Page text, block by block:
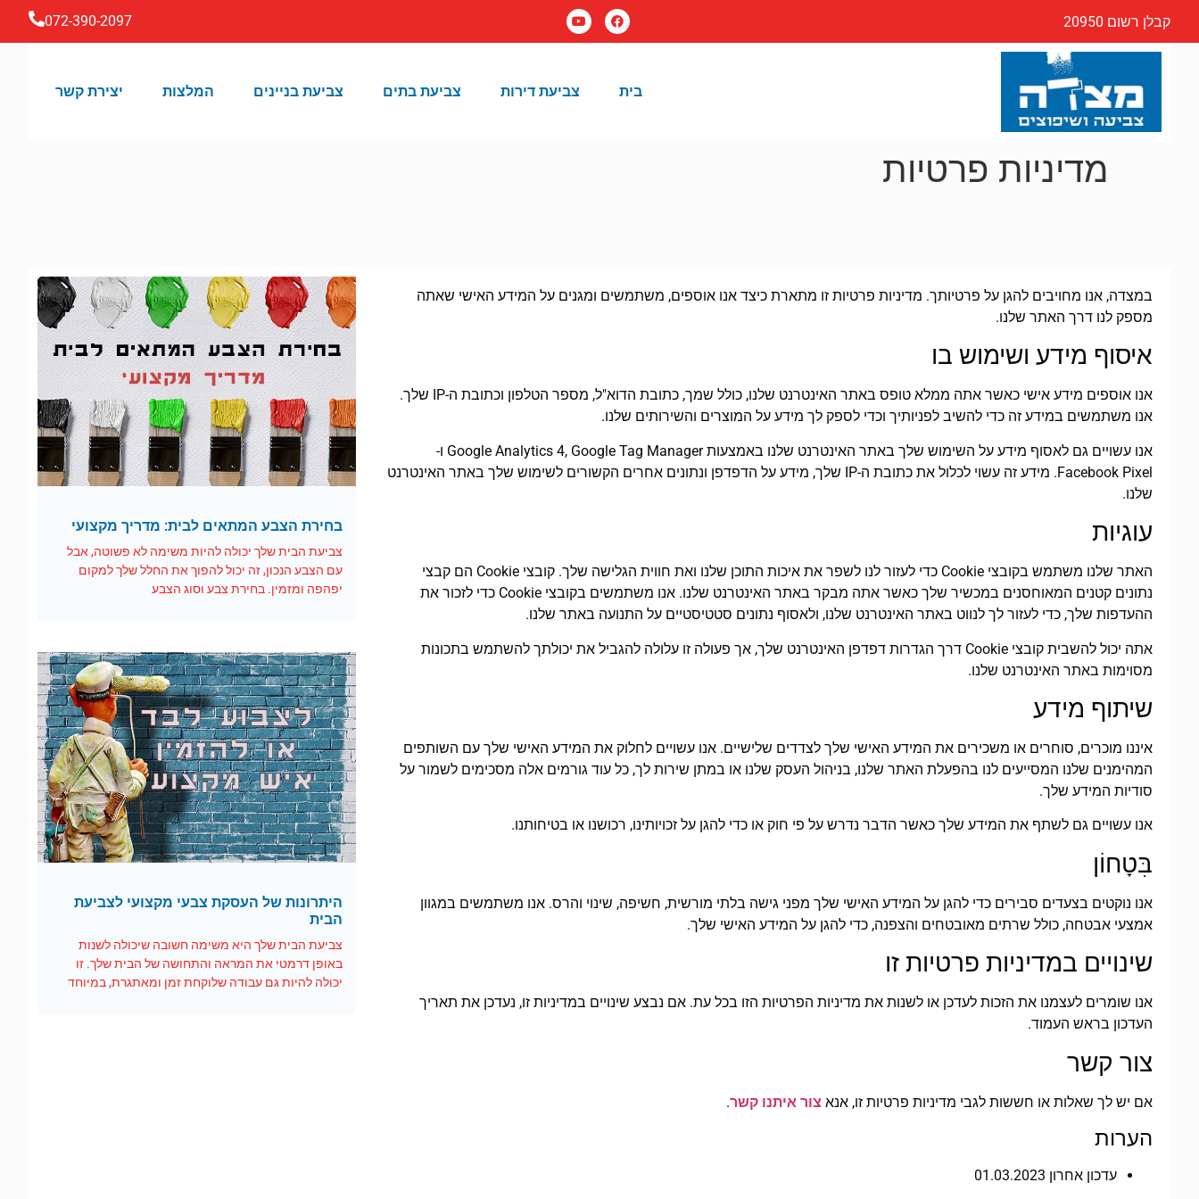
קבלן רשום 20950 072-390-2097
בית צביעת דירות צביעת בתים צביעת בניינים המלצות יצירת קשר
מדיניות פרטיות
במצדה, אנו מחויבים להגן על פרטיותך. מדיניות פרטיות זו מתארת כיצד אנו אוספים, משתמשים ומגנים על המידע האישי שאתה
מספק לנו דרך האתר שלנו.
איסוף מידע ושימוש בו
אנו אוספים מידע אישי כאשר אתה ממלא טופס באתר האינטרנט שלנו, כולל שמך, כתובת הדוא"ל, מספר הטלפון וכתובת ה-IP שלך.
אנו משתמשים במידע זה כדי להשיב לפניותיך וכדי לספק לך מידע על המוצרים והשירותים שלנו.
אנו עשויים גם לאסוף מידע על השימוש שלך באתר האינטרנט שלנו באמצעות Google Analytics 4, Google Tag Manager ו-
Facebook Pixel. מידע זה עשוי לכלול את כתובת ה-IP שלך, מידע על הדפדפן ונתונים אחרים הקשורים לשימוש שלך באתר האינטרנט
שלנו.
עוגיות
האתר שלנו משתמש בקובצי Cookie כדי לעזור לנו לשפר את איכות התוכן שלנו ואת חווית הגלישה שלך. קובצי Cookie הם קבצי
נתונים קטנים המאוחסנים במכשיר שלך כאשר אתה מבקר באתר האינטרנט שלנו. אנו משתמשים בקובצי Cookie כדי לזכור את
ההעדפות שלך, כדי לעזור לך לנווט באתר האינטרנט שלנו, ולאסוף נתונים סטטיסטיים על התנועה באתר שלנו.
אתה יכול להשבית קובצי Cookie דרך הגדרות דפדפן האינטרנט שלך, אך פעולה זו עלולה להגביל את יכולתך להשתמש בתכונות
מסוימות באתר האינטרנט שלנו.
שיתוף מידע
איננו מוכרים, סוחרים או משכירים את המידע האישי שלך לצדדים שלישיים. אנו עשויים לחלוק את המידע האישי שלך עם השותפים
המהימנים שלנו המסייעים לנו בהפעלת האתר שלנו, בניהול העסק שלנו או במתן שירות לך, כל עוד גורמים אלה מסכימים לשמור על
סודיות המידע שלך.
אנו עשויים גם לשתף את המידע שלך כאשר הדבר נדרש על פי חוק או כדי להגן על זכויותינו, רכושנו או בטיחותנו.
בִּטָחוֹן
אנו נוקטים בצעדים סבירים כדי להגן על המידע האישי שלך מפני גישה בלתי מורשית, חשיפה, שינוי והרס. אנו משתמשים במגוון
אמצעי אבטחה, כולל שרתים מאובטחים והצפנה, כדי להגן על המידע האישי שלך.
שינויים במדיניות פרטיות זו
אנו שומרים לעצמנו את הזכות לעדכן או לשנות את מדיניות הפרטיות הזו בכל עת. אם נבצע שינויים במדיניות זו, נעדכן את תאריך
העדכון בראש העמוד.
צור קשר
אם יש לך שאלות או חששות לגבי מדיניות פרטיות זו, אנא צור איתנו קשר.
הערות
עדכון אחרון 01.03.2023
בחירת הצבע המתאים לבית: מדריך מקצועי
צביעת הבית שלך יכולה להיות משימה לא פשוטה, אבל
עם הצבע הנכון, זה יכול להפוך את החלל שלך למקום
יפהפה ומזמין. בחירת צבע וסוג הצבע
היתרונות של העסקת צבעי מקצועי לצביעת
הבית
צביעת הבית שלך היא משימה חשובה שיכולה לשנות
באופן דרמטי את המראה והתחושה של הבית שלך. זו
יכולה להיות גם עבודה שלוקחת זמן ומאתגרת, במיוחד